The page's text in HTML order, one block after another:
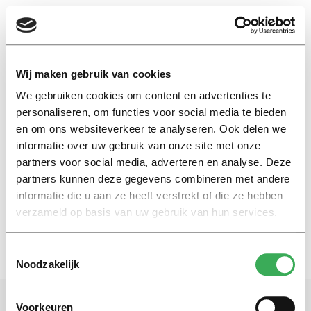
Wij maken gebruik van cookies
We gebruiken cookies om content en advertenties te
personaliseren, om functies voor social media te bieden
en om ons websiteverkeer te analyseren. Ook delen we
informatie over uw gebruik van onze site met onze
partners voor social media, adverteren en analyse. Deze
partners kunnen deze gegevens combineren met andere
informatie die u aan ze heeft verstrekt of die ze hebben
verzameld op basis van uw gebruik van hun services.
Noodzakelijk
Voorkeuren
EN
Peter R. de Vries
Column
Eerlijk zullen we alles delen
12 juli 2021